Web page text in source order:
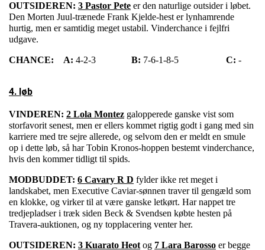
OUTSIDEREN: 3 Pastor Pete er den naturlige outsider i løbet.
Den Morten Juul-trænede Frank Kjelde-hest er lynhamrende
hurtig, men er samtidig meget ustabil. Vinderchance i fejlfri
udgave.
CHANCE: A: 4-2-3 B: 7-6-1-8-5 C: -
4. løb
VINDEREN: 2 Lola Montez galopperede ganske vist som
storfavorit senest, men er ellers kommet rigtig godt i gang med sin
karriere med tre sejre allerede, og selvom den er meldt en smule
op i dette løb, så har Tobin Kronos-hoppen bestemt vinderchance,
hvis den kommer tidligt til spids.
MODBUDDET: 6 Cavary R D fylder ikke ret meget i
landskabet, men Executive Caviar-sønnen traver til gengæld som
en klokke, og virker til at være ganske letkørt. Har nappet tre
tredjepladser i træk siden Beck & Svendsen købte hesten på
Travera-auktionen, og ny topplacering venter her.
OUTSIDEREN: 3 Kuarato Heotog 7 Lara Barosso er begge